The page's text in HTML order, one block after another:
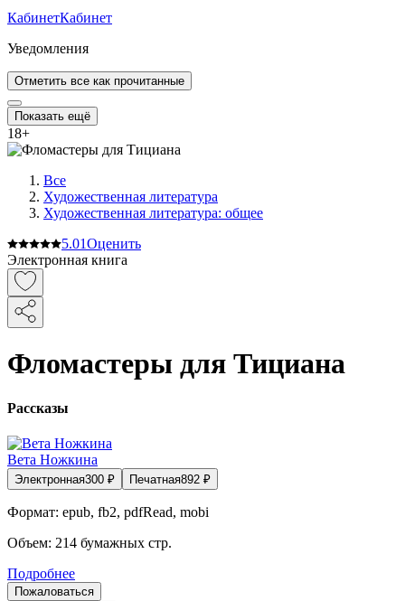
КабинетКабинет
Уведомления
Отметить все как прочитанные
Показать ещё
18+
Все
Художественная литература
Художественная литература: общее
5.01Оценить
Электронная книга
Фломастеры для Тициана
Рассказы
Вета Ножкина
Электронная300 ₽ Печатная892 ₽
Формат: epub, fb2, pdfRead, mobi
Объем: 214 бумажных стр.
Подробнее
Пожаловаться